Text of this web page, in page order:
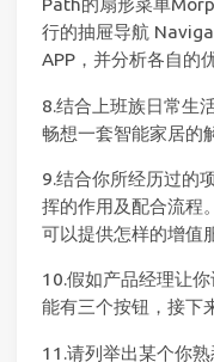
Path的扇形菜单
行的抽屉导航
APP，并分析各自的
8.结合上班族日常生
畅想一套智能家居的
9.结合你所经历过的
挥的作用及配合流程
可以提供怎样的增值
10.假如产品经理让
能有三个按钮，接下
11.请列举出某个你